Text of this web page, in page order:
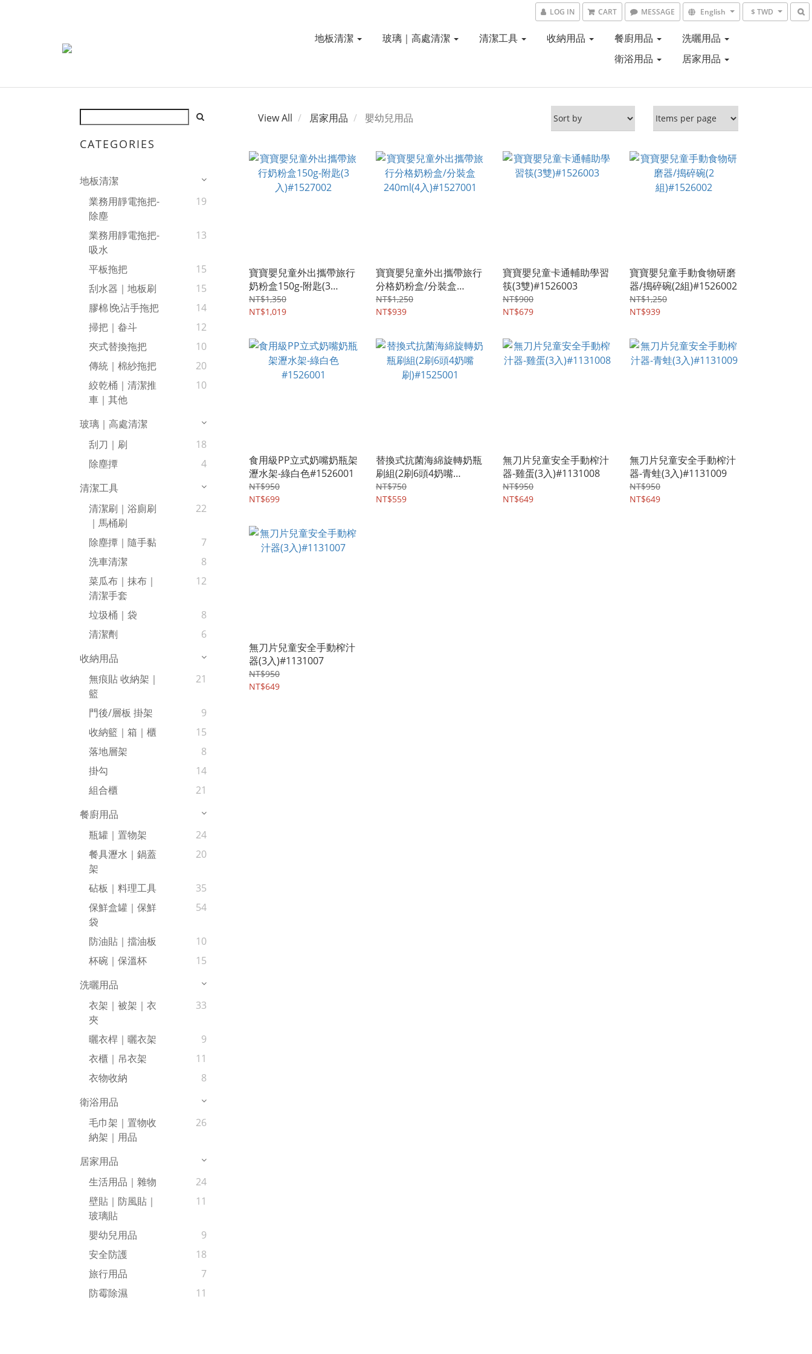
LOG IN CART MESSAGE English $ TWD
地板清潔 玻璃｜高處清潔 清潔工具 收納用品 餐廚用品
洗曬用品
衛浴用品
居家用品
CATEGORIES
地板清潔
業務用靜電拖把-
除塵
19
業務用靜電拖把-
吸水
13
平板拖把
15
刮水器｜地板刷
15
膠棉∣免沾手拖把
14
掃把｜畚斗
12
夾式替換拖把
10
傳統｜棉紗拖把
20
絞乾桶｜清潔推
車｜其他
10
玻璃｜高處清潔
刮刀｜刷
18
除塵撢
4
清潔工具
清潔刷｜浴廁刷
｜馬桶刷
22
除塵撢｜隨手黏
7
洗車清潔
8
菜瓜布｜抹布｜
清潔手套
12
垃圾桶｜袋
8
清潔劑
6
收納用品
無痕貼 收納架｜
籃
21
門後/層板 掛架
9
收納籃｜箱｜櫃
15
落地層架
8
掛勾
14
組合櫃
21
餐廚用品
瓶罐｜置物架
24
餐具瀝水｜鍋蓋
架
20
砧板｜料理工具
35
保鮮盒罐｜保鮮
袋
54
防油貼｜擋油板
10
杯碗｜保溫杯
15
洗曬用品
衣架｜被架｜衣
夾
33
曬衣桿｜曬衣架
9
衣櫃｜吊衣架
11
衣物收納
8
衛浴用品
毛巾架｜置物收
納架｜用品
26
居家用品
生活用品｜雜物
24
壁貼｜防風貼｜
玻璃貼
11
嬰幼兒用品
9
安全防護
18
旅行用品
7
防霉除濕
11
View All 居家用品 嬰幼兒用品
寶寶嬰兒童外出攜帶旅行
奶粉盒150g-附匙(3
入)#1527002
NT$1,350
NT$1,019
寶寶嬰兒童外出攜帶旅行
分格奶粉盒/分裝盒
240ml(4入)#1527001
NT$1,250
NT$939
寶寶嬰兒童卡通輔助學習
筷(3雙)#1526003
NT$900
NT$679
寶寶嬰兒童手動食物研磨
器/搗碎碗(2組)#1526002
NT$1,250
NT$939
食用級PP立式奶嘴奶瓶架
瀝水架-綠白色#1526001
NT$950
NT$699
替換式抗菌海綿旋轉奶瓶
刷組(2刷6頭4奶嘴
刷)#1525001
NT$750
NT$559
無刀片兒童安全手動榨汁
器-雞蛋(3入)#1131008
NT$950
NT$649
無刀片兒童安全手動榨汁
器-青蛙(3入)#1131009
NT$950
NT$649
無刀片兒童安全手動榨汁
器(3入)#1131007
NT$950
NT$649